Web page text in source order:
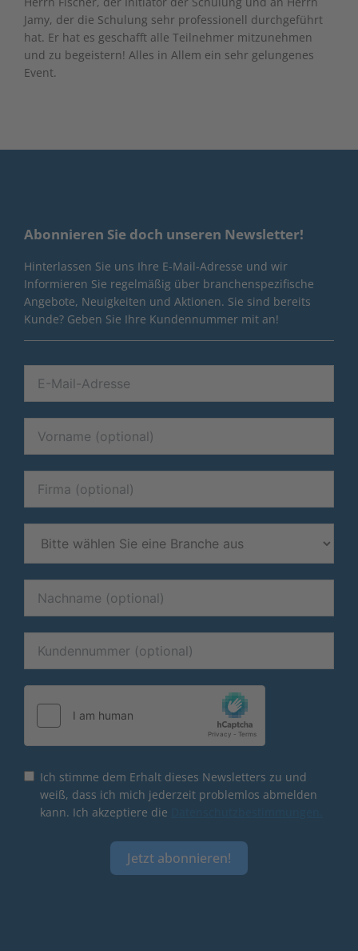
Jamy, der die Schulung sehr professionell durchgeführt
hat. Er hat es geschafft alle Teilnehmer mitzunehmen
und zu begeistern! Alles in Allem ein sehr gelungenes
Event.
Abonnieren Sie doch unseren Newsletter!
Hinterlassen Sie uns Ihre E-Mail-Adresse und wir
Informieren Sie regelmäßig über branchenspezifische
Angebote, Neuigkeiten und Aktionen. Sie sind bereits
Kunde? Geben Sie Ihre Kundennummer mit an!
Ich stimme dem Erhalt dieses Newsletters zu und
weiß, dass ich mich jederzeit problemlos abmelden
kann. Ich akzeptiere die
Jetzt abonnieren!